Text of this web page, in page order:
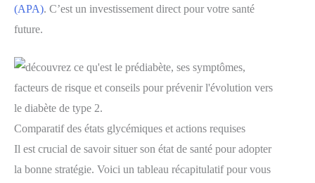
(APA). C’est un investissement direct pour votre santé
future.
Comparatif des états glycémiques et actions requises
Il est crucial de savoir situer son état de santé pour adopter
la bonne stratégie. Voici un tableau récapitulatif pour vous